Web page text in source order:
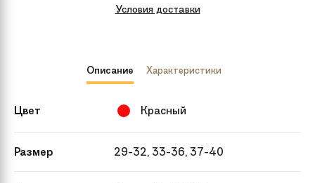
Условия доставки
Описание Характеристики
Цвет Красный
Размер 29-32, 33-36, 37-40